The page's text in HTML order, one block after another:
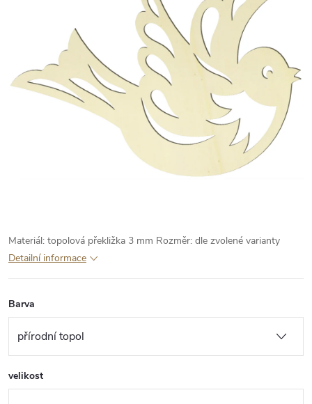
Materiál: topolová překližka 3 mm Rozměr: dle zvolené varianty
Detailní informace
Barva
velikost